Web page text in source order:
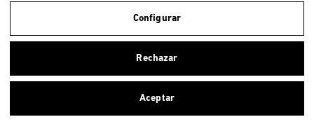
Utilizamos cookies propias y de terceros para realizar el análisis de la
navegación de los usuarios y de este modo poder ofrecer un mejor
ellas. Para más información clicaaquí.
NEDERLAND
ÖSTERREICH
PORTUGAL
Copyright © 2026 Vetselection. Tienda de animales online. Todos los
Configurar
Rechazar
Aceptar